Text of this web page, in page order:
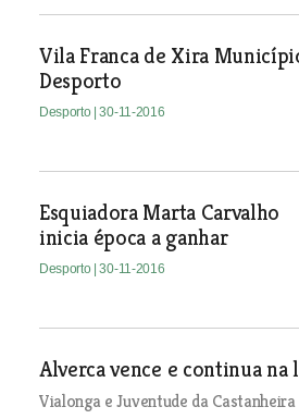
Vila Franca de Xira
Desporto
Desporto | 30-11-2016
Esquiadora Marta Carvalho
inicia época a ganhar
Desporto | 30-11-2016
Alverca vence e continua na
Vialonga e Juventude da